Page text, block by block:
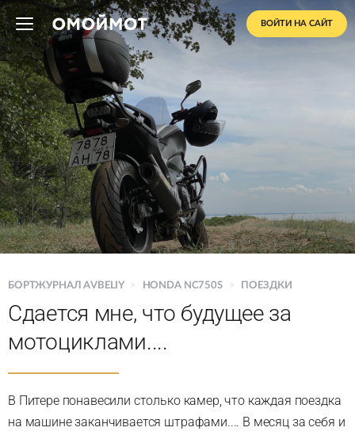
ВОЙТИ НА САЙТ
БОРТЖУРНАЛ AVBELIY > HONDA NC750S > ПОЕЗДКИ
Сдается мне, что будущее за
мотоциклами....
В Питере понавесили столько камер, что каждая поездка
на машине заканчивается штрафами.... В месяц за себя и